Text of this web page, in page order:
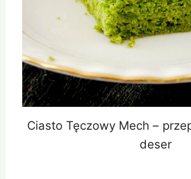
Ciasto Tęczowy Mech –
deser